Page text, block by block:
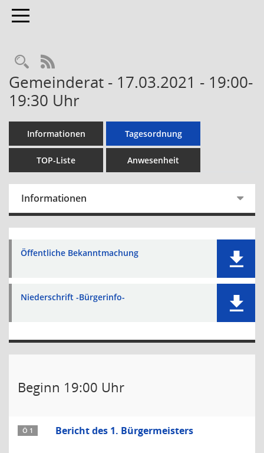
Toggle navigation
RSS-Feed
Gemeinderat - 17.03.2021 - 19:00-
19:30 Uhr
Informationen Tagesordnung
TOP-Liste Anwesenheit
Informationen
Öffentliche Bekanntmachung
Niederschrift -Bürgerinfo-
Beginn 19:00 Uhr
Ö 1 Bericht des 1. Bürgermeisters